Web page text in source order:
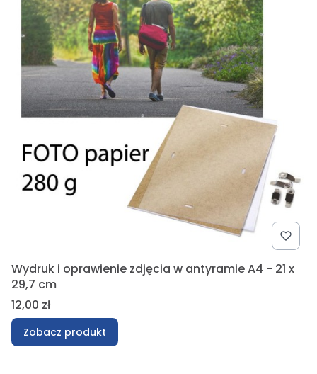
Wydruk i oprawienie zdjęcia w antyramie A4 - 21 x
29,7 cm
Cena
12,00 zł
Zobacz produkt